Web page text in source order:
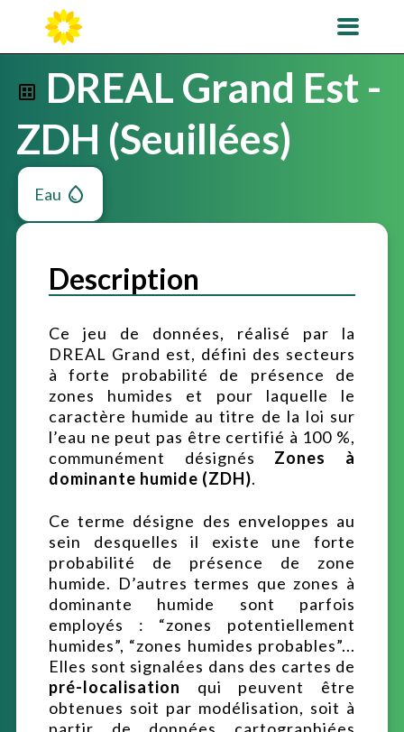
DREAL Grand Est -
ZDH (Seuillées)
Eau
Description
Ce jeu de données, réalisé par la
DREAL Grand est, défini des secteurs
à forte probabilité de présence de
zones humides et pour laquelle le
caractère humide au titre de la loi sur
l’eau ne peut pas être certifié à 100 %,
communément désignés Zones à
dominante humide (ZDH).
Ce terme désigne des enveloppes au
sein desquelles il existe une forte
probabilité de présence de zone
humide. D’autres termes que zones à
dominante humide sont parfois
employés : “zones potentiellement
humides”, “zones humides probables”...
Elles sont signalées dans des cartes de
pré-localisation qui peuvent être
obtenues soit par modélisation, soit à